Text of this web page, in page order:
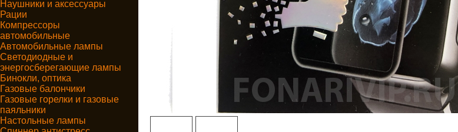
Наушники и аксессуары
Рации
Компрессоры
автомобильные
Автомобильные лампы
Светодиодные и
энергосберегающие лампы
Бинокли, оптика
Газовые балончики
Газовые горелки и газовые
паяльники
Настольные лампы